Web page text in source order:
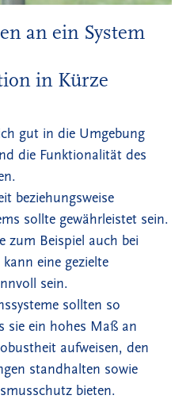
an ein System
in Kürze
gut in die Umgebung
die Funktionalität des
beziehungsweise
sollte gewährleistet sein.
zum Beispiel auch bei
eine gezielte
sein.
sollten so
sie ein hohes Maß an
aufweisen, den
standhalten sowie
bieten.